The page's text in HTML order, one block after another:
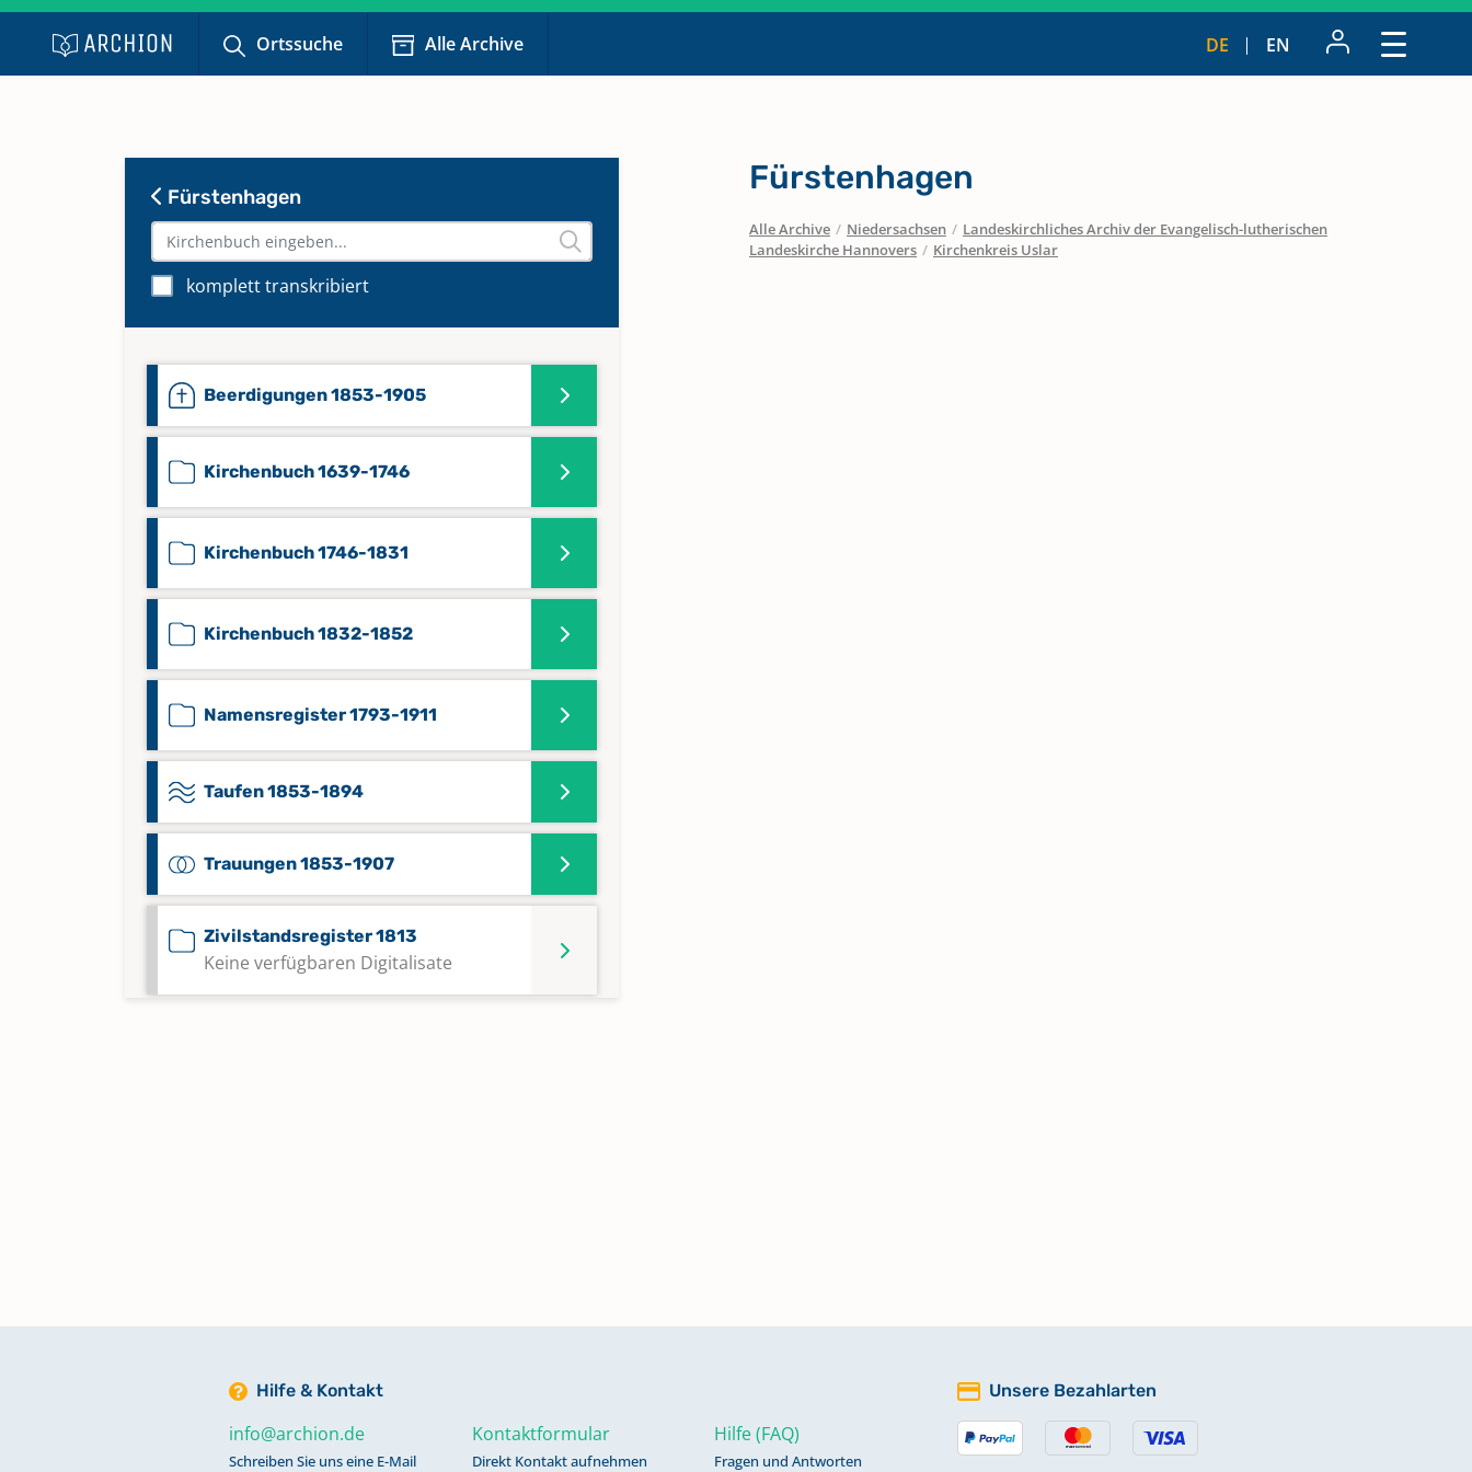
Ortssuche Alle Archive DE EN
Fürstenhagen
komplett transkribiert
Beerdigungen 1853-1905
Kirchenbuch 1639-1746
Kirchenbuch 1746-1831
Kirchenbuch 1832-1852
Namensregister 1793-1911
Taufen 1853-1894
Trauungen 1853-1907
Zivilstandsregister 1813
Keine verfügbaren Digitalisate
Fürstenhagen
Alle Archive / Niedersachsen / Landeskirchliches Archiv der Evangelisch-lutherischen
Landeskirche Hannovers / Kirchenkreis Uslar
Hilfe & Kontakt
info@archion.de
Schreiben Sie uns eine E-Mail
Kontaktformular
Direkt Kontakt aufnehmen
Hilfe (FAQ)
Fragen und Antworten
Unsere Bezahlarten